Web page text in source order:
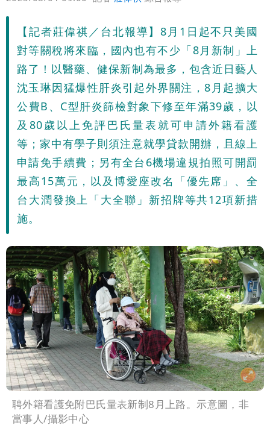
【記者莊偉祺／台北報導】8月1日起不只美國
對等關稅將來臨，國內也有不少「8月新制」上
路了！以醫藥、健保新制為最多，包含近日藝人
沈玉琳因猛爆性肝炎引起外界關注，8月起擴大
公費B、C型肝炎篩檢對象下修至年滿39歲，以
及80歲以上免評巴氏量表就可申請外籍看護
等；家中有學子則須注意就學貸款開辦，且線上
申請免手續費；另有全台6機場違規拍照可開罰
最高15萬元，以及博愛座改名「優先席」、全
台大潤發換上「大全聯」新招牌等共12項新措
施。
聘外籍看護免附巴氏量表新制8月上路。示意圖，非
當事人/攝影中心